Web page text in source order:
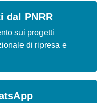
dal PNRR
sui progetti
di ripresa e